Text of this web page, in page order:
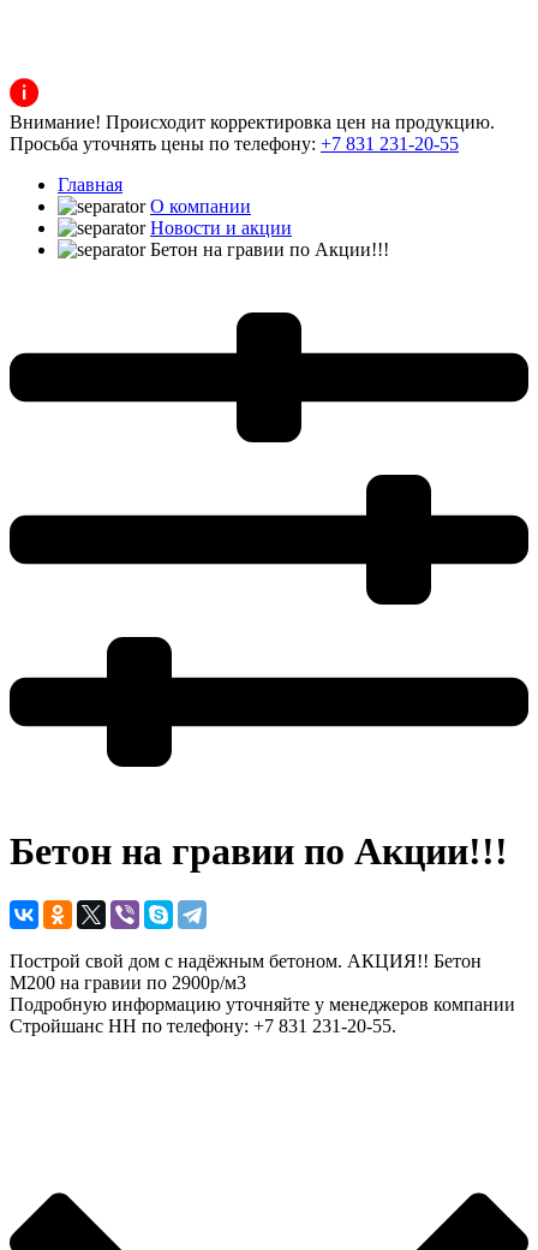
Внимание! Происходит корректировка цен на продукцию.
Просьба уточнять цены по телефону: +7 831 231-20-55
Главная
О компании
Новости и акции
Бетон на гравии по Акции!!!
Бетон на гравии по Акции!!!
Построй свой дом с надёжным бетоном. АКЦИЯ!! Бетон
М200 на гравии по 2900р/м3
Подробную информацию уточняйте у менеджеров компании
Стройшанс НН по телефону: +7 831 231-20-55.